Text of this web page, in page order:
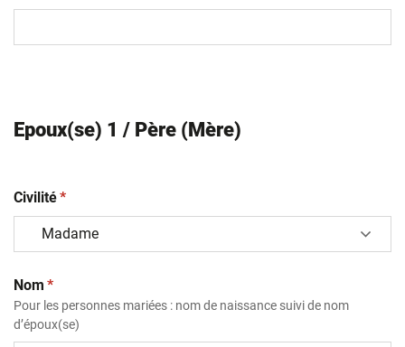
Epoux(se) 1 / Père (Mère)
Civilité(obligatoire)
*
Nom (obligatoire)
*
Pour les personnes mariées : nom de naissance suivi de nom
d’époux(se)